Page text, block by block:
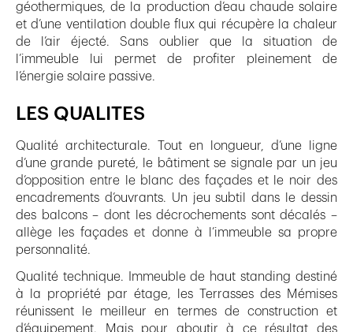
géothermiques, de la production d’eau chaude solaire
et d’une ventilation double flux qui récupère la chaleur
de l’air éjecté. Sans oublier que la situation de
l’immeuble lui permet de profiter pleinement de
l’énergie solaire passive.
LES QUALITES
Qualité architecturale. Tout en longueur, d’une ligne
d’une grande pureté, le bâtiment se signale par un jeu
d’opposition entre le blanc des façades et le noir des
encadrements d’ouvrants. Un jeu subtil dans le dessin
des balcons – dont les décrochements sont décalés –
allège les façades et donne à l’immeuble sa propre
personnalité.
Qualité technique. Immeuble de haut standing destiné
à la propriété par étage, les Terrasses des Mémises
réunissent le meilleur en termes de construction et
d’équipement. Mais pour aboutir à ce résultat des